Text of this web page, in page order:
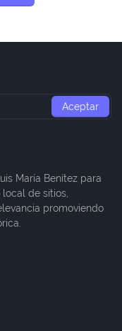
María Benítez para
de sitios,
promoviendo